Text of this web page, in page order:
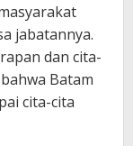
jabatannya.
dan cita-
Batam
cita-cita